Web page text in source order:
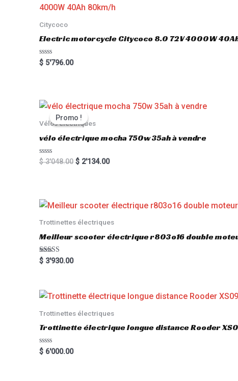
Citycoco
Electric motorcycle Citycoco 8.0 72V 4000W
R
a
o
u
o
f
$ 5'796.00
Promo !
Promo !
Vélos électriques
vélo électrique mocha 750w 35ah à vendre
R
a
o
u
o
f
5
$3'048.00 $ 2'134.00
Trottinettes électriques
Meilleur scooter électrique r803o16 double
Rated
5.00
$ 3'930.00
Trottinettes électriques
Trottinette électrique longue distance Rooder
R
a
$ 6'000.00